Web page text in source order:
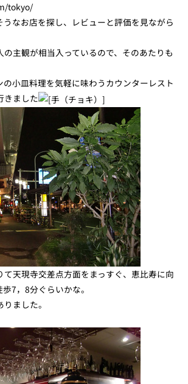
tokyo/
なお店を探し、レビューと評価を見ながら
の主観が相当入っているので、そのあたりも
の小皿料理を気軽に味わうカウンターレスト
きました
て天現寺交差点方面をまっすぐ、恵比寿に向
7，8分ぐらいかな。
ました。